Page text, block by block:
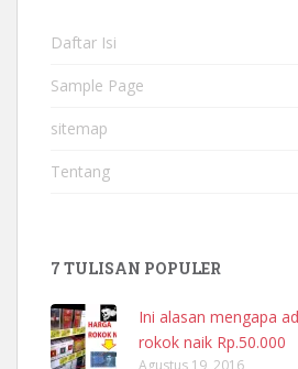
Daftar Isi
Sample Page
sitemap
Tentang
7 TULISAN POPULER
Ini alasan mengapa
rokok naik Rp.50.000